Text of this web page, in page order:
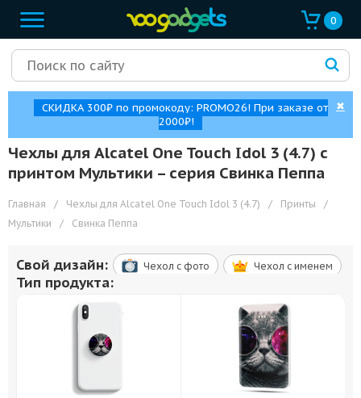
0
СКИДКА 300₽ по промокоду: PROMO26! При заказе от
2000₽!
✖
Чехлы для Alcatel One Touch Idol 3 (4.7) с
принтом Мультики – cерия Свинка Пеппа
Главная / Чехлы для Alcatel One Touch Idol 3 (4.7) / Принты
/
Мультики
/ Свинка Пеппа
Свой дизайн: Чехол c фото Чехол c именем
Тип продукта: